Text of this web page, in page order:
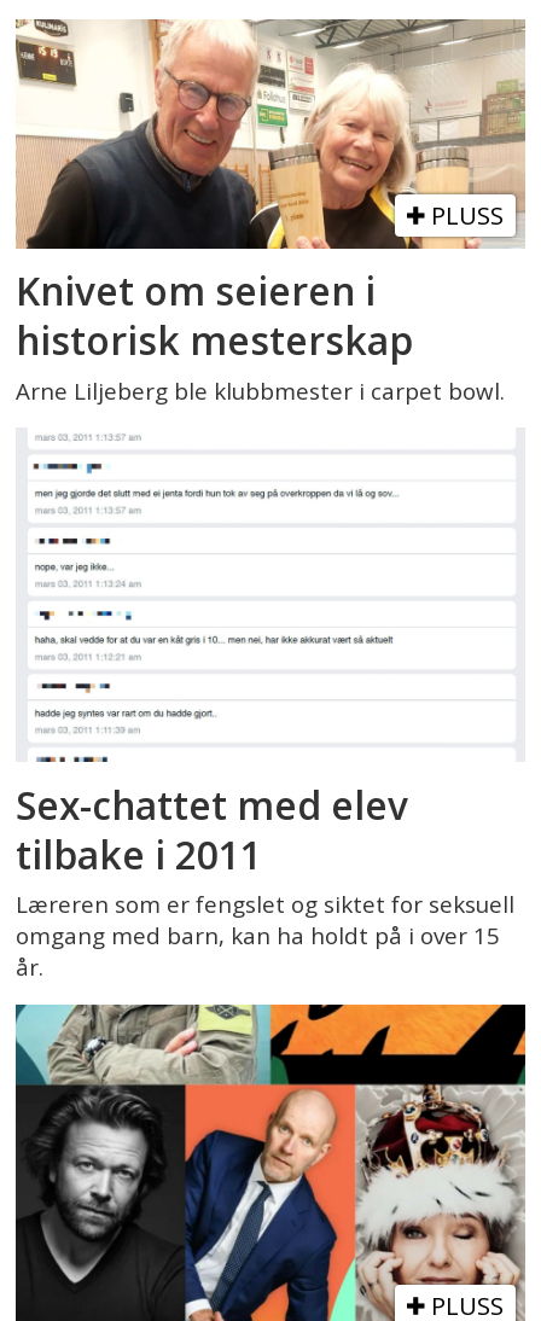
PLUSS
Knivet om seieren i
historisk mesterskap
Arne Liljeberg ble klubbmester i carpet bowl.
Sex-chattet med elev
tilbake i 2011
Læreren som er fengslet og siktet for seksuell
omgang med barn, kan ha holdt på i over 15
år.
PLUSS